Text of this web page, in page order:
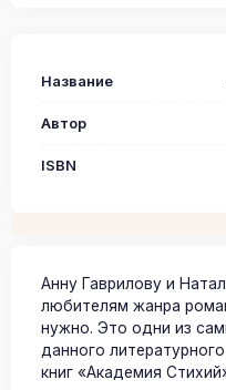
Название
Автор
ISBN
Анну Гаврилову и
любителям жанра
нужно. Это одни из
данного
книг «Академия